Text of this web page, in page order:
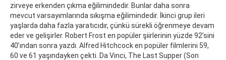
zirveye erkenden çıkma eğilimindedir. Bunlar daha sonra
mevcut varsayımlarında sıkışma eğilimindedir. İkinci grup ileri
yaşlarda daha fazla yaratıcıdır, çünkü sürekli öğrenmeye devam
eder ve gelişirler. Robert Frost en popüler şiirlerinin yüzde 92’sini
40’ından sonra yazdı. Alfred Hitchcock en popüler filmlerini 59,
60 ve 61 yaşındayken çekti. Da Vinci, The Last Supper (Son